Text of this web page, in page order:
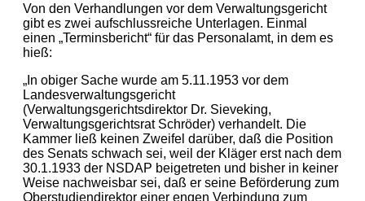
Von den Verhandlungen vor dem Verwaltungsgericht
gibt es zwei aufschlussreiche Unterlagen. Einmal
einen „Terminsbericht“ für das Personalamt, in dem es
hieß:
„In obiger Sache wurde am 5.11.1953 vor dem
Landesverwaltungsgericht
(Verwaltungsgerichtsdirektor Dr. Sieveking,
Verwaltungsgerichtsrat Schröder) verhandelt. Die
Kammer ließ keinen Zweifel darüber, daß die Position
des Senats schwach sei, weil der Kläger erst nach dem
30.1.1933 der NSDAP beigetreten und bisher in keiner
Weise nachweisbar sei, daß er seine Beförderung zum
Oberstudiendirektor einer engen Verbindung zum